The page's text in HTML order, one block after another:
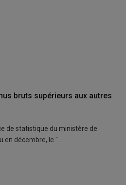
bruts supérieurs aux autres
de statistique du ministère de
en décembre, le "…